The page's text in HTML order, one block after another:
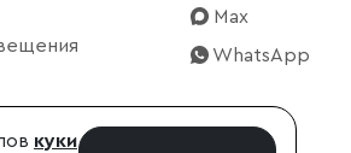
Max
WhatsApp
куки